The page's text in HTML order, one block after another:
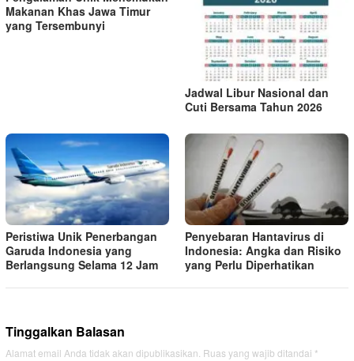
Makanan Khas Jawa Timur
yang Tersembunyi
Jadwal Libur Nasional dan
Cuti Bersama Tahun 2026
Peristiwa Unik Penerbangan
Garuda Indonesia yang
Berlangsung Selama 12 Jam
Penyebaran Hantavirus di
Indonesia: Angka dan Risiko
yang Perlu Diperhatikan
Tinggalkan Balasan
Alamat email Anda tidak akan dipublikasikan. Ruas yang wajib ditandai *